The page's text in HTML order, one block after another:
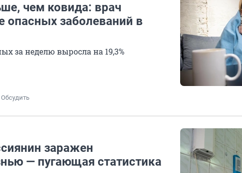
чем ковида: врач
опасных заболеваний в
за неделю выросла на 19,3%
Обсудить
заражен
— пугающая статистика